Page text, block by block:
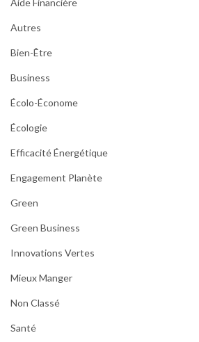
Aide Financière
Autres
Bien-Être
Business
Écolo-Économe
Écologie
Efficacité Énergétique
Engagement Planète
Green
Green Business
Innovations Vertes
Mieux Manger
Non Classé
Santé